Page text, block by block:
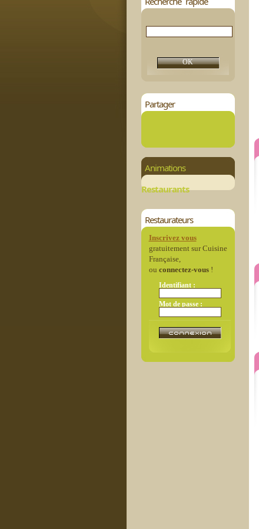
Partager
Animations
Restaurants
Restaurateurs
Inscrivez vous
gratuitement sur Cuisine
Française,
ou connectez-vous!
Identifiant :
Mot de passe :